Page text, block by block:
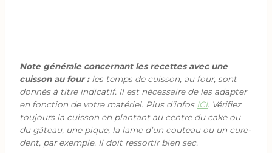
Note générale concernant les recettes avec une
cuisson au four :les temps de cuisson, au four, sont
donnés à titre indicatif. Il est nécessaire de les adapter
en fonction de votre matériel. Plus d’infos ICI. Vérifiez
toujours la cuisson en plantant au centre du cake ou
du gâteau, une pique, la lame d’un couteau ou un cure-
dent, par exemple. Il doit ressortir bien sec.